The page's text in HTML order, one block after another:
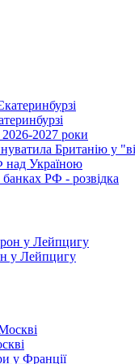
2027 роки
Британію у
над Україною
РФ - розвідка
у Лейпцигу